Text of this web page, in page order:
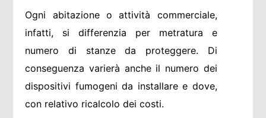
Ogni abitazione o attività commerciale,
infatti, si differenzia per metratura e
numero di stanze da proteggere. Di
conseguenza varierà anche il numero dei
dispositivi fumogeni da installare e dove,
con relativo ricalcolo dei costi.